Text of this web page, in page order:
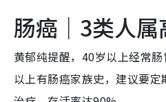
肠癌｜3类人
黄郁纯提醒，40岁以上经常
以上有肠癌家族史，建议要